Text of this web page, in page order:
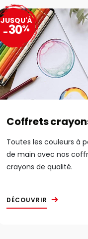
Coffrets
Toutes les couleurs à
de main avec nos
crayons de qualité.
DÉCOUVRIR
JUSQU'À
-30%